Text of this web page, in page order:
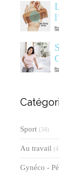
Sport (34)
Au travail
Gynéco -